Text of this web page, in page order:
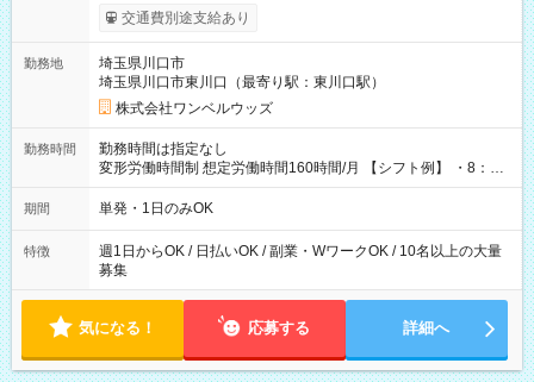
いOK！（規定あり） ┗働いたその日に現金GET♪ お仕事後はコ
ンビニATMから 日払い分を引き落とせます！ 【試用期間】試
交通費別途支給あり
勤務地
埼玉県川口市
埼玉県川口市東川口（最寄り駅：東川口駅）
株式会社ワンベルウッズ
勤務時間
勤務時間は指定なし
変形労働時間制 想定労働時間160時間/月 【シフト例】 ・8：00
～21：00
期間 単発・1日のみOK
特徴
週1日からOK / 日払いOK / 副業・WワークOK / 10名以上の大量
募集
気になる！ 応募する 詳細へ